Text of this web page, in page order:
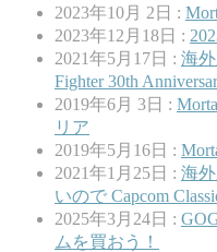
2023年10月 2日 :
2023年12月18日 :
2021年5月17日 : 海
Fighter 30th
2019年6月 3日 :
リア
2019年5月16日 :
2021年1月25日 : 海
いので Capcom
2025年3月24日 :
ムを買おう！